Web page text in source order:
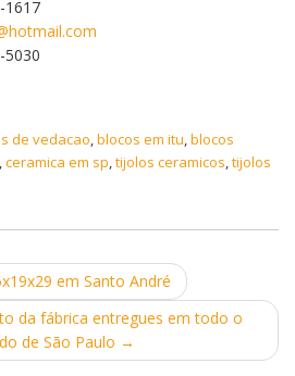
1617
5030
de vedacao,blocos em itu,blocos
,ceramica em sp,tijolos ceramicos,tijolos
em Santo André
da fábrica entregues em todo o
de São Paulo →